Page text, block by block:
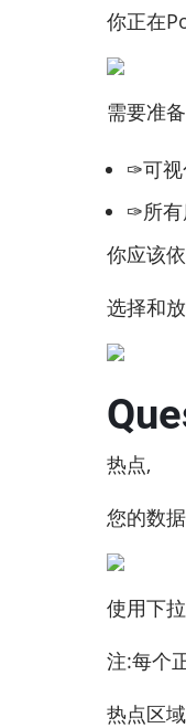
你正在
需要准
✑可视
✑所有
你应该
选择和
热点,
您的数
使用下
注:每个
热点区